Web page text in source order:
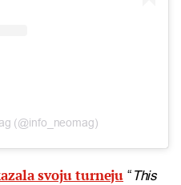
(@info_neomag)
svoju turneju “ This